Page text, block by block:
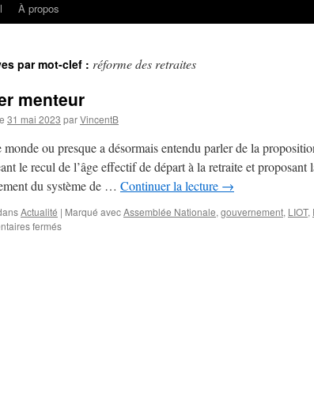
À propos
par mot-clef : réforme des retraites
menteur
31 mai 2023 parVincentB
monde ou presque a désormais entendu parler de la
le recul de l’âge effectif de départ à la retraite et proposant
du système de … Continuer la lecture →
Actualité | Marqué avecAssemblée Nationale, gouvernement, LIOT,
fermés